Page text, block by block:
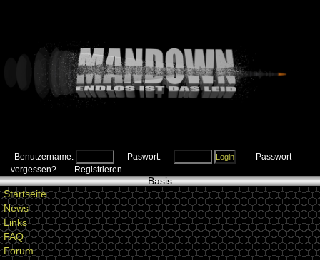
Benutzername: Paswort:
Passwort
vergessen?
Registrieren
Basis
Startseite
News
Links
FAQ
Forum